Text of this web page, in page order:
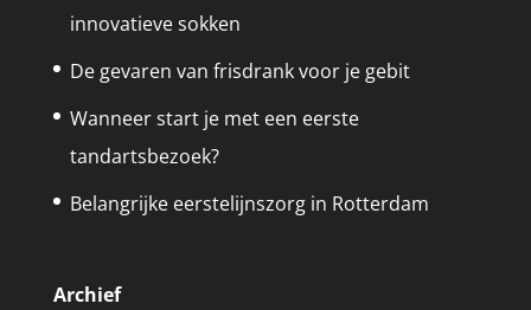
innovatieve sokken
De gevaren van frisdrank voor je gebit
Wanneer start je met een eerste
tandartsbezoek?
Belangrijke eerstelijnszorg in Rotterdam
Archief